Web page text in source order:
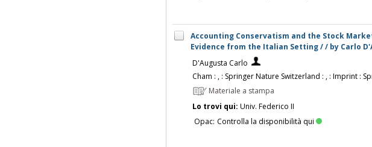
Accounting Conservatism and the Stock
Evidence from the Italian Setting / / by Carlo
D'Augusta Carlo
Cham : , : Springer Nature Switzerland : , : Imprint :
Materiale a stampa
Lo trovi qui: Univ. Federico II
Opac: Controlla la disponibilità qui